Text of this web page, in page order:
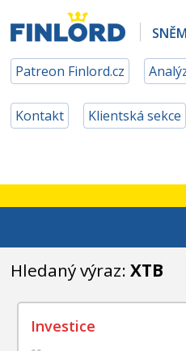
Patreon Finlord.cz
Kontakt Klientská sekce
TOP
Hledaný výraz:XTB